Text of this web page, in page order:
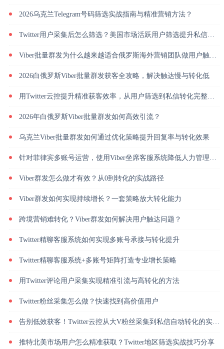
2026乌克兰Telegram号码筛选实战指南与精准营销方法？
Twitter用户采集后怎么筛选？美国市场活跃用户筛选提升私信回复率
Viber批量群发为什么越来越适合俄罗斯海外营销团队做用户触达？
2026白俄罗斯Viber批量群发获客全攻略，解决触达慢与转化低
用Twitter云控提升精准获客效率，从用户筛选到私信转化完整解析
2026年白俄罗斯Viber批量群发如何高效引流？
乌克兰Viber批量群发如何通过优化策略提升回复率与转化效果
针对菲律宾多账号运营，使用Viber坐席客服系统降低人力管理成本
Viber群发怎么做才有效？从0到转化的实战路径
Viber群发如何实现持续增长？一套策略放大转化能力
跨境营销难转化？Viber群发如何解决用户触达问题？
Twitter精聊客服系统如何实现多账号承接与转化提升
Twitter精聊客服系统+多账号矩阵打造专业增长策略
用Twitter评论用户采集实现精准引流与高转化的方法
Twitter粉丝采集怎么做？快速找到高价值用户
告别低效获客！Twitter云控从大V粉丝采集到私信自动转化的实操闭环
推特北美市场用户怎么精准获取？Twitter地区筛选实战技巧分享